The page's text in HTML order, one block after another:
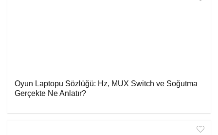
Oyun Laptopu Sözlüğü: Hz, MUX Switch ve Soğutma
Gerçekte Ne Anlatır?